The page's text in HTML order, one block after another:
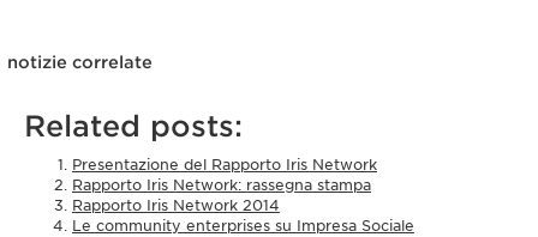
notizie correlate
Related posts:
Presentazione del Rapporto Iris Network
Rapporto Iris Network: rassegna stampa
Rapporto Iris Network 2014
Le community enterprises su Impresa Sociale